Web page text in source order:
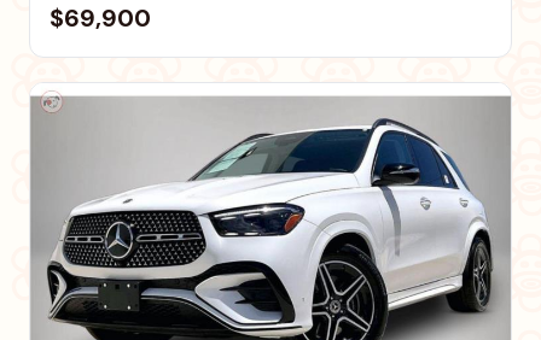
$69,900